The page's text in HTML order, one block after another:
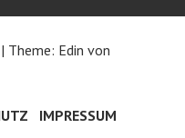
| Theme: Edin von
IMPRESSUM